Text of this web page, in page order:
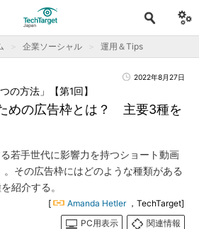
企業ソーシャル 運用＆Tips
2022年8月27日
めの広告枠とは？ 主要3種を
の方法」【第1回】
る若手世代に影響力を持つショート動画
その広告枠にはどのような種類がある
紹介する。
[ Amanda Hetler ，TechTarget]
PC用表示
関連情報